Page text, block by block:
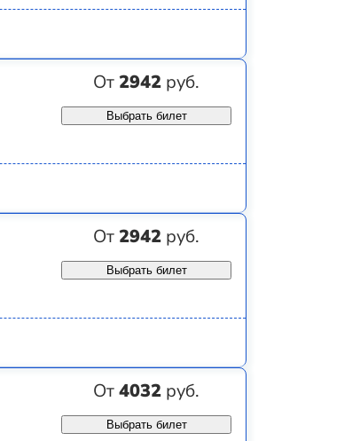
От2942 руб.
Выбрать билет
От2942 руб.
Выбрать билет
От4032 руб.
Выбрать билет